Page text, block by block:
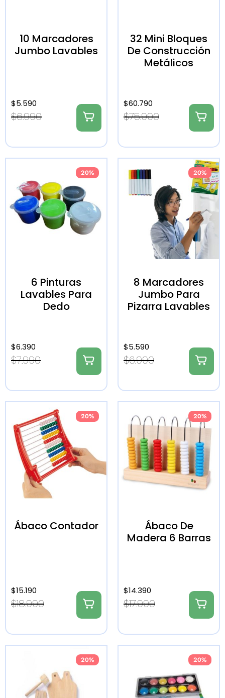
10 Marcadores
Jumbo Lavables
$6.990
$5.590
32 Mini Bloques
De Construcción
Metálicos
$75.990
$60.790
20%
6 Pinturas
Lavables Para
Dedo
$7.990
$6.390
20%
8 Marcadores
Jumbo Para
Pizarra Lavables
$6.990
$5.590
20%
Ábaco Contador
$18.990
$15.190
20%
Ábaco De
Madera 6 Barras
$17.990
$14.390
20% 20%